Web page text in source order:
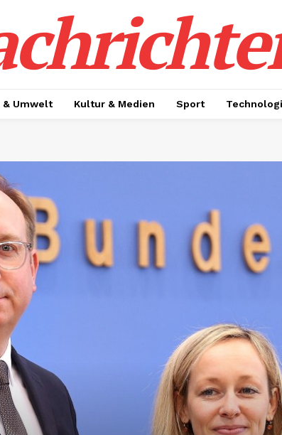
& Umwelt Kultur & Medien Sport